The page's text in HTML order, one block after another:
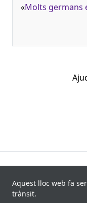
«Molts germans
recollides de
Aquest lloc web fa
trànsit.